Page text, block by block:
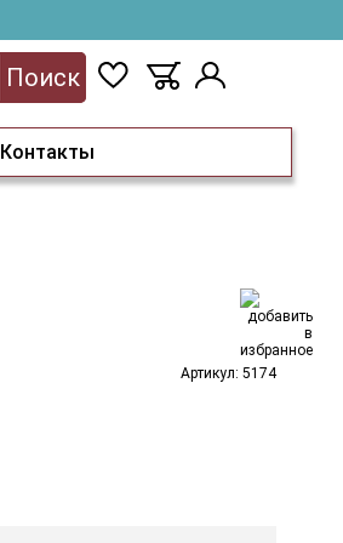
Контакты
Поиск
Артикул: 5174